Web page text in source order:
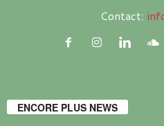
Contact:
ENCORE PLUS NEWS